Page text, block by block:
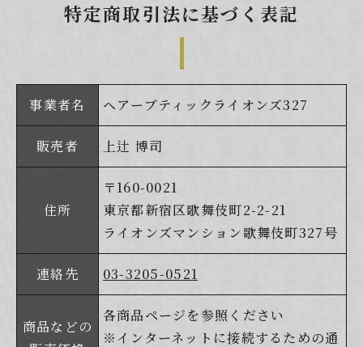
特定商取引法に基づく表記
事業者名 ヘアーブティックライオンズ327
販売者 上辻 博司
住所
〒160-0021
東京都新宿区歌舞伎町2-2-21
ライオンズマンション歌舞伎町327号
連絡先 03-3205-0521
商品などの
各商品ページを参照ください
※インターネットに接続するための通